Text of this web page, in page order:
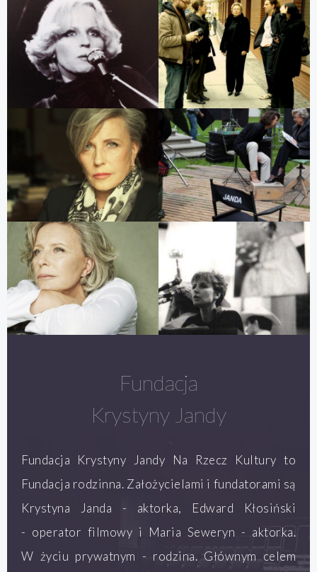
Fundacja
Krystyny Jandy
Fundacja Krystyny Jandy Na Rzecz Kultury to
Fundacja rodzinna. Założycielami i fundatorami są
Krystyna Janda - aktorka, Edward Kłosiński
- operator filmowy i Maria Seweryn - aktorka.
W życiu prywatnym - rodzina. Głównym celem